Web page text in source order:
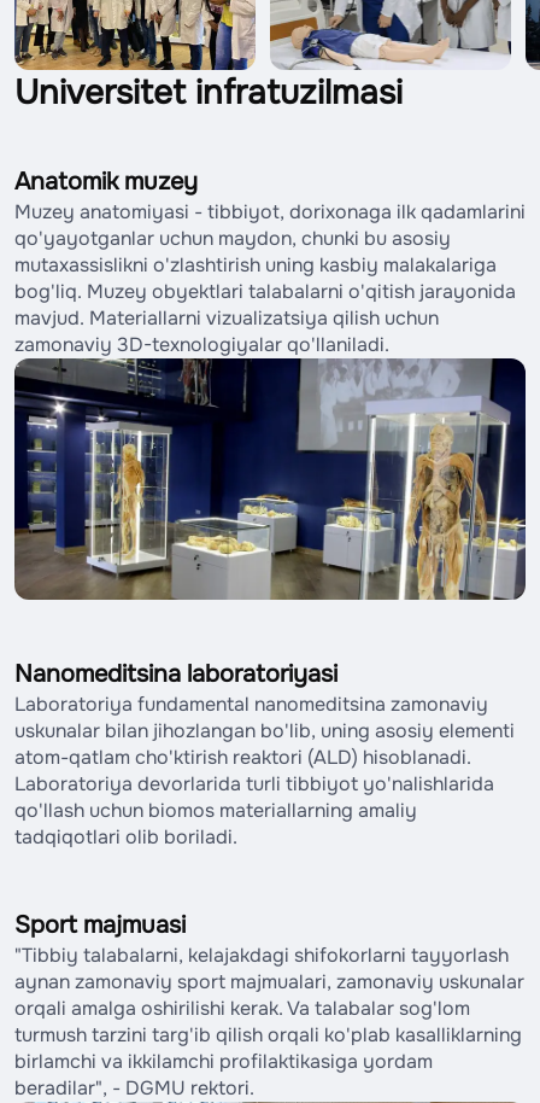
Universitet infratuzilmasi
Anatomik muzey
Muzey anatomiyasi - tibbiyot, dorixonaga ilk qadamlarini
qo'yayotganlar uchun maydon, chunki bu asosiy
mutaxassislikni o'zlashtirish uning kasbiy malakalariga
bog'liq. Muzey obyektlari talabalarni o'qitish jarayonida
mavjud. Materiallarni vizualizatsiya qilish uchun
zamonaviy 3D-texnologiyalar qo'llaniladi.
Nanomeditsina laboratoriyasi
Laboratoriya fundamental nanomeditsina zamonaviy
uskunalar bilan jihozlangan bo'lib, uning asosiy elementi
atom-qatlam cho'ktirish reaktori (ALD) hisoblanadi.
Laboratoriya devorlarida turli tibbiyot yo'nalishlarida
qo'llash uchun biomos materiallarning amaliy
tadqiqotlari olib boriladi.
Sport majmuasi
"Tibbiy talabalarni, kelajakdagi shifokorlarni tayyorlash
aynan zamonaviy sport majmualari, zamonaviy uskunalar
orqali amalga oshirilishi kerak. Va talabalar sog'lom
turmush tarzini targ'ib qilish orqali ko'plab kasalliklarning
birlamchi va ikkilamchi profilaktikasiga yordam
beradilar", - DGMU rektori.